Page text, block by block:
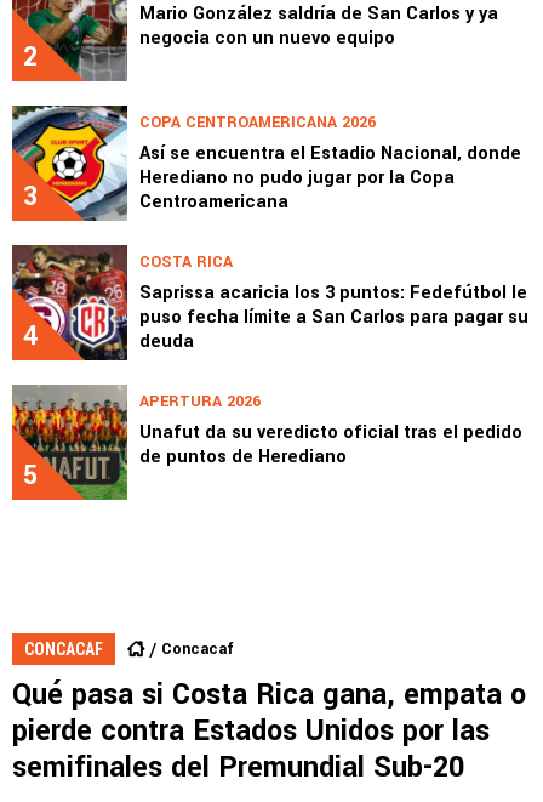
2
Mario González saldría de San Carlos y ya
negocia con un nuevo equipo
3
COPA CENTROAMERICANA 2026
Así se encuentra el Estadio Nacional, donde
Herediano no pudo jugar por la Copa
Centroamericana
4
COSTA RICA
Saprissa acaricia los 3 puntos: Fedefútbol le
puso fecha límite a San Carlos para pagar su
deuda
5
APERTURA 2026
Unafut da su veredicto oficial tras el pedido
de puntos de Herediano
CONCACAF Concacaf
Qué pasa si Costa Rica gana, empata o
pierde contra Estados Unidos por las
semifinales del Premundial Sub-20